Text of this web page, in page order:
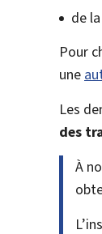
de
Pour
une
Les
des
À